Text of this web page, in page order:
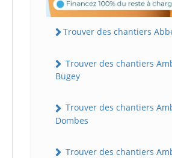
Trouver des chantiers
Trouver des chantiers
Bugey
Trouver des chantiers
Dombes
Trouver des chantiers